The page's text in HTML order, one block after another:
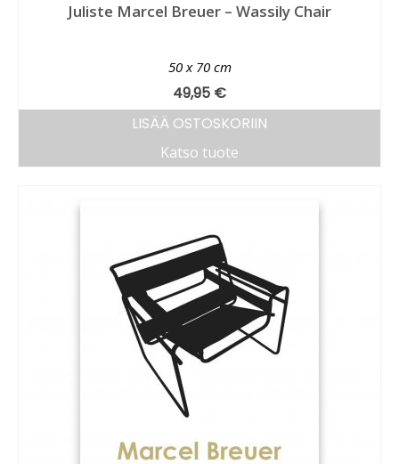
Juliste Marcel Breuer – Wassily Chair
50 x 70 cm
49,95 €
LISÄÄ OSTOSKORIIN
Katso tuote